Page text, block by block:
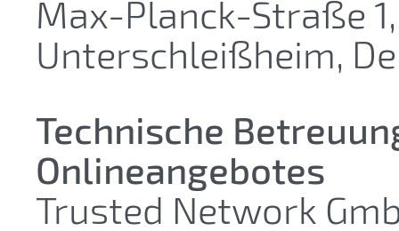
Max-Planck-Straße
Unterschleißheim,
Technische
Onlineangebotes
Trusted Network